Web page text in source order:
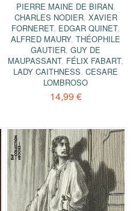
PIERRE MAINE DE BIRAN,
CHARLES NODIER, XAVIER
FORNERET, EDGAR QUINET,
ALFRED MAURY,THÉOPHILE
GAUTIER,GUY DE
MAUPASSANT, FÉLIX FABART,
LADY CAITHNESS,CESARE
LOMBROSO
14,99 €